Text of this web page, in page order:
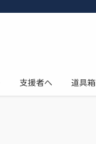
支援者へ 道具箱